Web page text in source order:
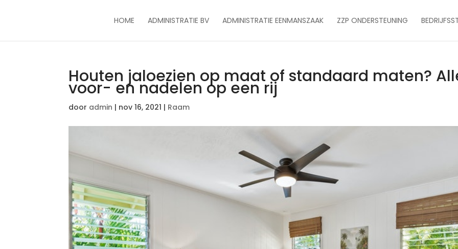
HOME ADMINISTRATIE BV ADMINISTRATIE EENMANSZAAK ZZP ONDERSTEUNING
Houten jaloezien op maat of standaard maten?
voor- en nadelen op een rij
door admin | nov 16, 2021 | Raam